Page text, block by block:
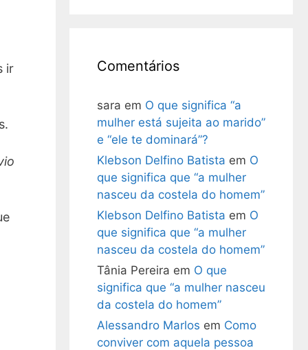
ir Comentários
sara em O que significa “a
mulher está sujeita ao marido”
e “ele te dominará”?
Klebson Delfino Batista em O
que significa que “a mulher
nasceu da costela do homem”
Klebson Delfino Batista em O
que significa que “a mulher
nasceu da costela do homem”
Tânia Pereira em O que
significa que “a mulher nasceu
da costela do homem”
Alessandro Marlos em Como
conviver com aquela pessoa